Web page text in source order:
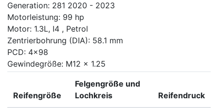
Generation: 281 2020 - 2023
Motorleistung: 99 hp
Motor: 1.3L, I4 , Petrol
Zentrierbohrung (DIA): 58.1 mm
PCD: 4x98
Gewindegröße: M12 x 1.25
Reifengröße
Felgengröße und
Lochkreis
Reifendruck